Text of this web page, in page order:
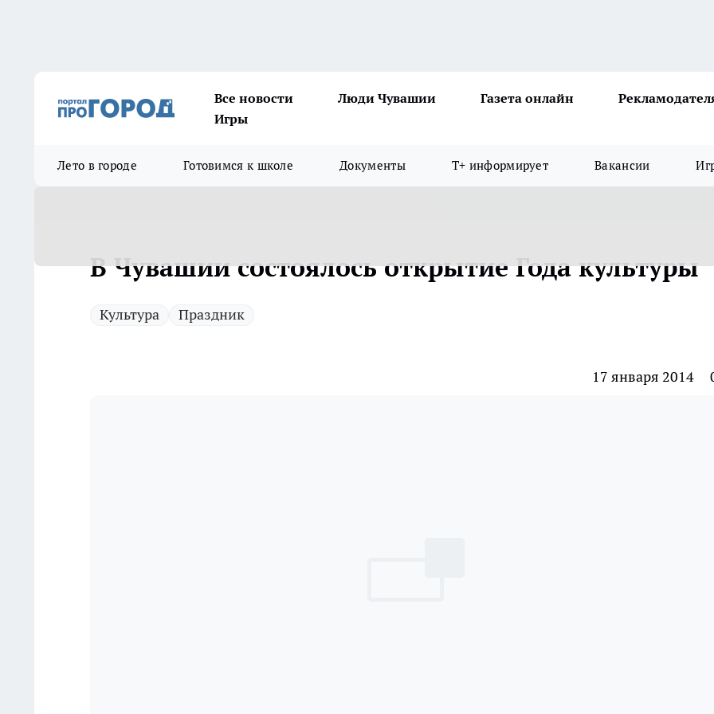
Все новости Люди Чувашии Газета онлайн
Игры
Лето в городе Готовимся к школе Документы Т+ информирует Вакансии
В Чувашии состоялось открытие Года культуры
Культура Праздник
17 января 2014